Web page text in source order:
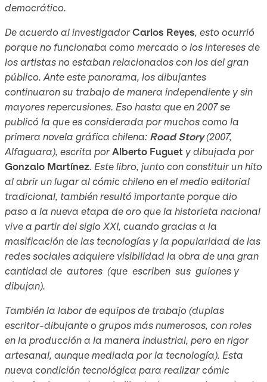
democrático.
De acuerdo al investigadorCarlos Reyes, esto ocurrió
porque no funcionaba como mercado o los intereses de
los artistas no estaban relacionados con los del gran
público. Ante este panorama, los dibujantes
continuaron su trabajo de manera independiente y sin
mayores repercusiones. Eso hasta que en 2007 se
publicó la que es considerada por muchos como la
primera novela gráfica chilena: Road Story(2007,
Alfaguara), escrita porAlberto Fuguet y dibujada por
Gonzalo Martínez. Este libro, junto con constituir un hito
al abrir un lugar al cómic chileno en el medio editorial
tradicional, también resultó importante porque dio
paso a la nueva etapa de oro que la historieta nacional
vive a partir del siglo XXI, cuando gracias a la
masificación de las tecnologías y la popularidad de las
redes sociales adquiere visibilidad la obra de una gran
cantidad de autores (que escriben sus guiones y
dibujan).
También la labor de equipos de trabajo (duplas
escritor-dibujante o grupos más numerosos, con roles
en la producción a la manera industrial, pero en rigor
artesanal, aunque mediada por la tecnología). Esta
nueva condición tecnológica para realizar cómic